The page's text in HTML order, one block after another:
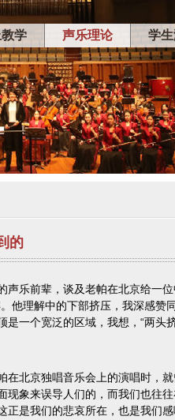
教学 声乐理论 学
的
声乐前辈，谈及老帕在北京给一
他理解中的下部挤压，我深感赞
一个宽泛的区域，我想，“两头
在北京独唱音乐会上的演唱时，
现象来误导人们的，而我们也往
正是我们的悲哀所在，也是我们